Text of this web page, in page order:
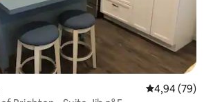
Note
4,94 (79)